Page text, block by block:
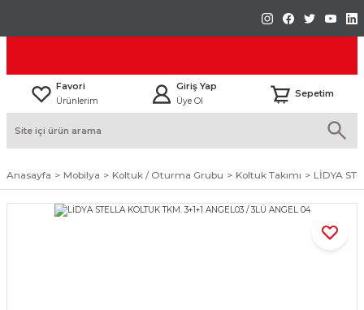
Favori
Ürünlerim
Giriş Yap
Üye Ol
Sepetim
Anasayfa Mobilya Koltuk / Oturma Grubu Koltuk Takımı LİDYA